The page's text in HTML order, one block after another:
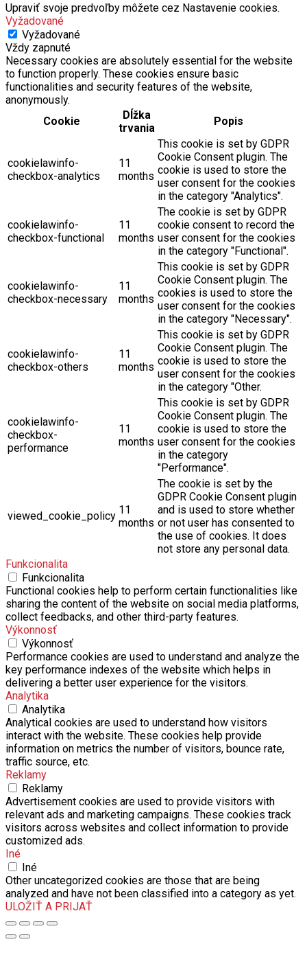
Upraviť svoje predvoľby môžete cez Nastavenie cookies.
Vyžadované
Vyžadované
Vždy zapnuté
Necessary cookies are absolutely essential for the website
to function properly. These cookies ensure basic
functionalities and security features of the website,
anonymously.
Cookie
Dĺžka
trvania
Popis
cookielawinfo-
checkbox-analytics
11
months
This cookie is set by GDPR
Cookie Consent plugin. The
cookie is used to store the
user consent for the cookies
in the category "Analytics".
cookielawinfo-
checkbox-functional
11
months
The cookie is set by GDPR
cookie consent to record the
user consent for the cookies
in the category "Functional".
cookielawinfo-
checkbox-necessary
11
months
This cookie is set by GDPR
Cookie Consent plugin. The
cookies is used to store the
user consent for the cookies
in the category "Necessary".
cookielawinfo-
checkbox-others
11
months
This cookie is set by GDPR
Cookie Consent plugin. The
cookie is used to store the
user consent for the cookies
in the category "Other.
cookielawinfo-
checkbox-
performance
11
months
This cookie is set by GDPR
Cookie Consent plugin. The
cookie is used to store the
user consent for the cookies
in the category
"Performance".
viewed_cookie_policy 11
months
The cookie is set by the
GDPR Cookie Consent plugin
and is used to store whether
or not user has consented to
the use of cookies. It does
not store any personal data.
Funkcionalita
Funkcionalita
Functional cookies help to perform certain functionalities like
sharing the content of the website on social media platforms,
collect feedbacks, and other third-party features.
Výkonnosť
Výkonnosť
Performance cookies are used to understand and analyze the
key performance indexes of the website which helps in
delivering a better user experience for the visitors.
Analytika
Analytika
Analytical cookies are used to understand how visitors
interact with the website. These cookies help provide
information on metrics the number of visitors, bounce rate,
traffic source, etc.
Reklamy
Reklamy
Advertisement cookies are used to provide visitors with
relevant ads and marketing campaigns. These cookies track
visitors across websites and collect information to provide
customized ads.
Iné
Iné
Other uncategorized cookies are those that are being
analyzed and have not been classified into a category as yet.
ULOŽIŤ A PRIJAŤ